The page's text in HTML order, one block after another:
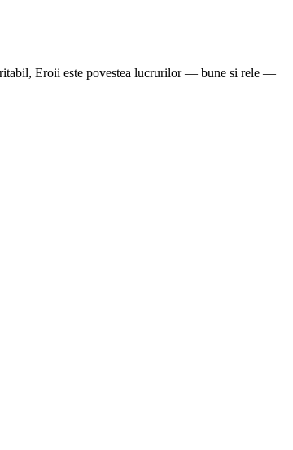
Eroii este povestea lucrurilor — bune si rele —